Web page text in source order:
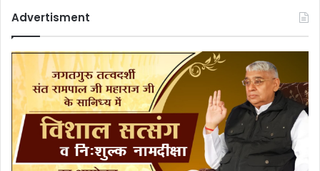
Advertisment